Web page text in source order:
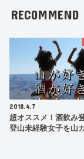
RECOMMEND
2018.4.7
超オススメ！酒飲み
登山未経験女子を山